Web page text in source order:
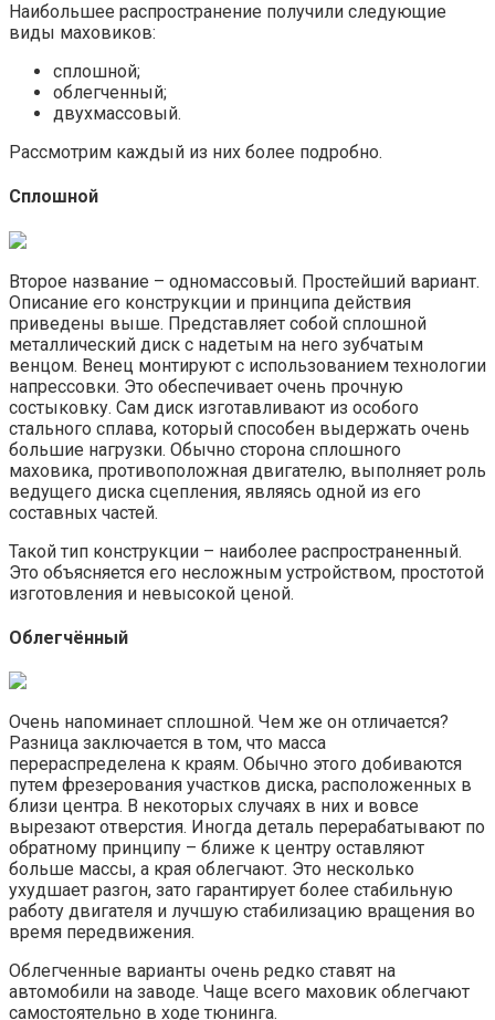
Наибольшее распространение получили следующие
виды маховиков:
сплошной;
облегченный;
двухмассовый.
Рассмотрим каждый из них более подробно.
Сплошной
Второе название – одномассовый. Простейший вариант.
Описание его конструкции и принципа действия
приведены выше. Представляет собой сплошной
металлический диск с надетым на него зубчатым
венцом. Венец монтируют с использованием технологии
напрессовки. Это обеспечивает очень прочную
состыковку. Сам диск изготавливают из особого
стального сплава, который способен выдержать очень
большие нагрузки. Обычно сторона сплошного
маховика, противоположная двигателю, выполняет роль
ведущего диска сцепления, являясь одной из его
составных частей.
Такой тип конструкции – наиболее распространенный.
Это объясняется его несложным устройством, простотой
изготовления и невысокой ценой.
Облегчённый
Очень напоминает сплошной. Чем же он отличается?
Разница заключается в том, что масса
перераспределена к краям. Обычно этого добиваются
путем фрезерования участков диска, расположенных в
близи центра. В некоторых случаях в них и вовсе
вырезают отверстия. Иногда деталь перерабатывают по
обратному принципу – ближе к центру оставляют
больше массы, а края облегчают. Это несколько
ухудшает разгон, зато гарантирует более стабильную
работу двигателя и лучшую стабилизацию вращения во
время передвижения.
Облегченные варианты очень редко ставят на
автомобили на заводе. Чаще всего маховик облегчают
самостоятельно в ходе тюнинга.